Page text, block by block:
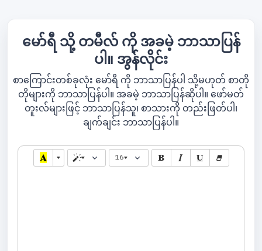
မော်ရီ သို့ တမီလ် ကို အခမဲ့ ဘာသာပြန်
ပါ။ အွန်လိုင်း
စာကြောင်းတစ်ခုလုံး မော်ရီ ကို ဘာသာပြန်ပါ သို့မဟုတ် စာတို
တိုများကို ဘာသာပြန်ပါ။ အခမဲ့ ဘာသာပြန်ဆိုပါ။ ဖော်မတ်
တူးလ်များဖြင့် ဘာသာပြန်သူ၊ စာသားကို တည်းဖြတ်ပါ၊
ချက်ချင်း ဘာသာပြန်ပါ။
16